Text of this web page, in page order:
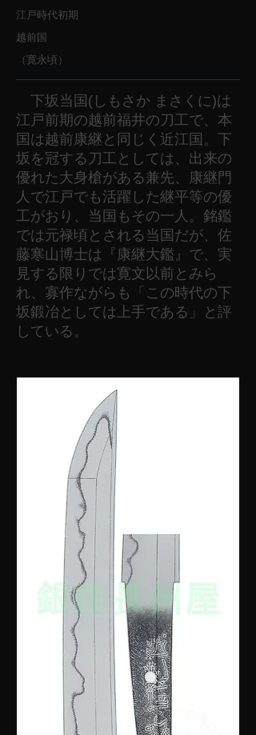
江戸時代初期
越前国
（寛永頃）
下坂当国(しもさか まさくに)は
江戸前期の越前福井の刀工で、本
国は越前康継と同じく近江国。下
坂を冠する刀工としては、出来の
優れた大身槍がある兼先、康継門
人で江戸でも活躍した継平等の優
工がおり、当国もその一人。銘鑑
では元禄頃とされる当国だが、佐
藤寒山博士は『康継大鑑』で、実
見する限りでは寛文以前とみら
れ、寡作ながらも「この時代の下
坂鍛冶としては上手である」と評
している。